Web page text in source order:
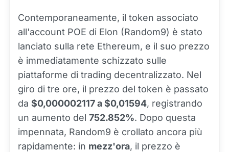
Contemporaneamente, il token associato
all'account POE di Elon (Random9) è stato
lanciato sulla rete Ethereum, e il suo prezzo
è immediatamente schizzato sulle
piattaforme di trading decentralizzato. Nel
giro di tre ore, il prezzo del token è passato
da $0,000002117 a $0,01594, registrando
un aumento del 752.852%. Dopo questa
impennata, Random9 è crollato ancora più
rapidamente: in mezz'ora, il prezzo è